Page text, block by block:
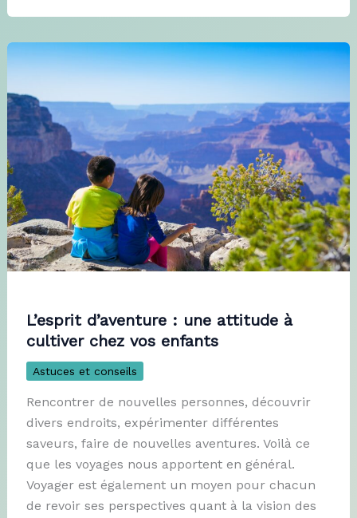
L’esprit d’aventure : une attitude à
cultiver chez vos enfants
Astuces et conseils
Rencontrer de nouvelles personnes, découvrir
divers endroits, expérimenter différentes
saveurs, faire de nouvelles aventures. Voilà ce
que les voyages nous apportent en général.
Voyager est également un moyen pour chacun
de revoir ses perspectives quant à la vision des